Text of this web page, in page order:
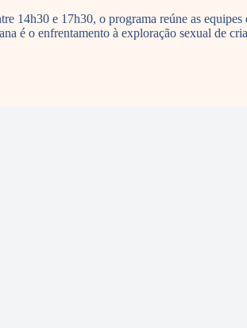
14h30 e 17h30, o programa reúne as
é o enfrentamento à exploração sexual de